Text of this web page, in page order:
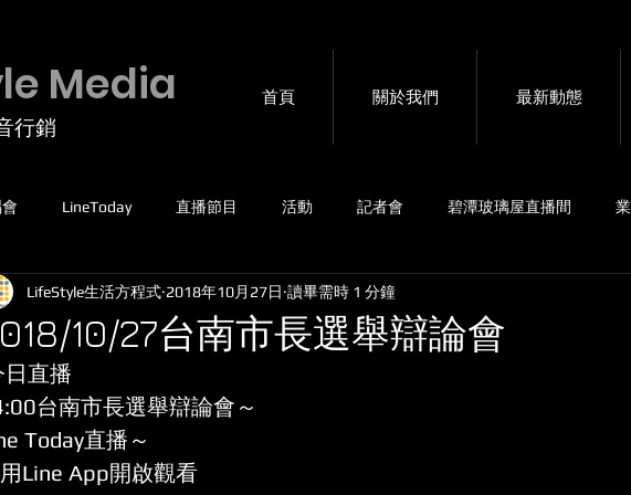
Media
行銷
首頁 關於我們 最新動態
LineToday 直播節目 活動 記者會 碧潭玻璃屋直播間
高爾夫球 運動賽事 4G包直播 音樂會
5G專網
10/27台南市長選舉辯論會
LifeStyle生活方程式 2018年10月27日 讀畢需時 1 分鐘
日直播
台南市長選舉辯論會～
Today直播～
Line App開啟觀看